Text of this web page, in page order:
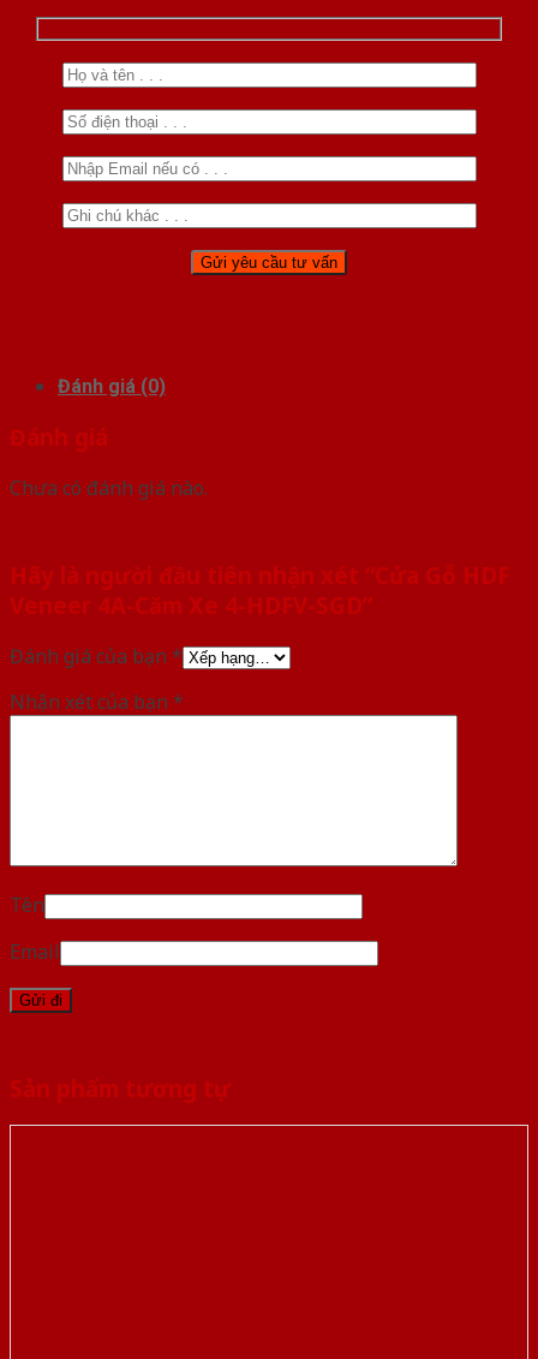
Đánh giá (0)
Đánh giá
Chưa có đánh giá nào.
Hãy là người đầu tiên nhận xét “Cửa Gỗ HDF
Veneer 4A-Căm Xe 4-HDFV-SGD”
Đánh giá của bạn *
Nhận xét của bạn *
Tên
Email
Sản phẩm tương tự